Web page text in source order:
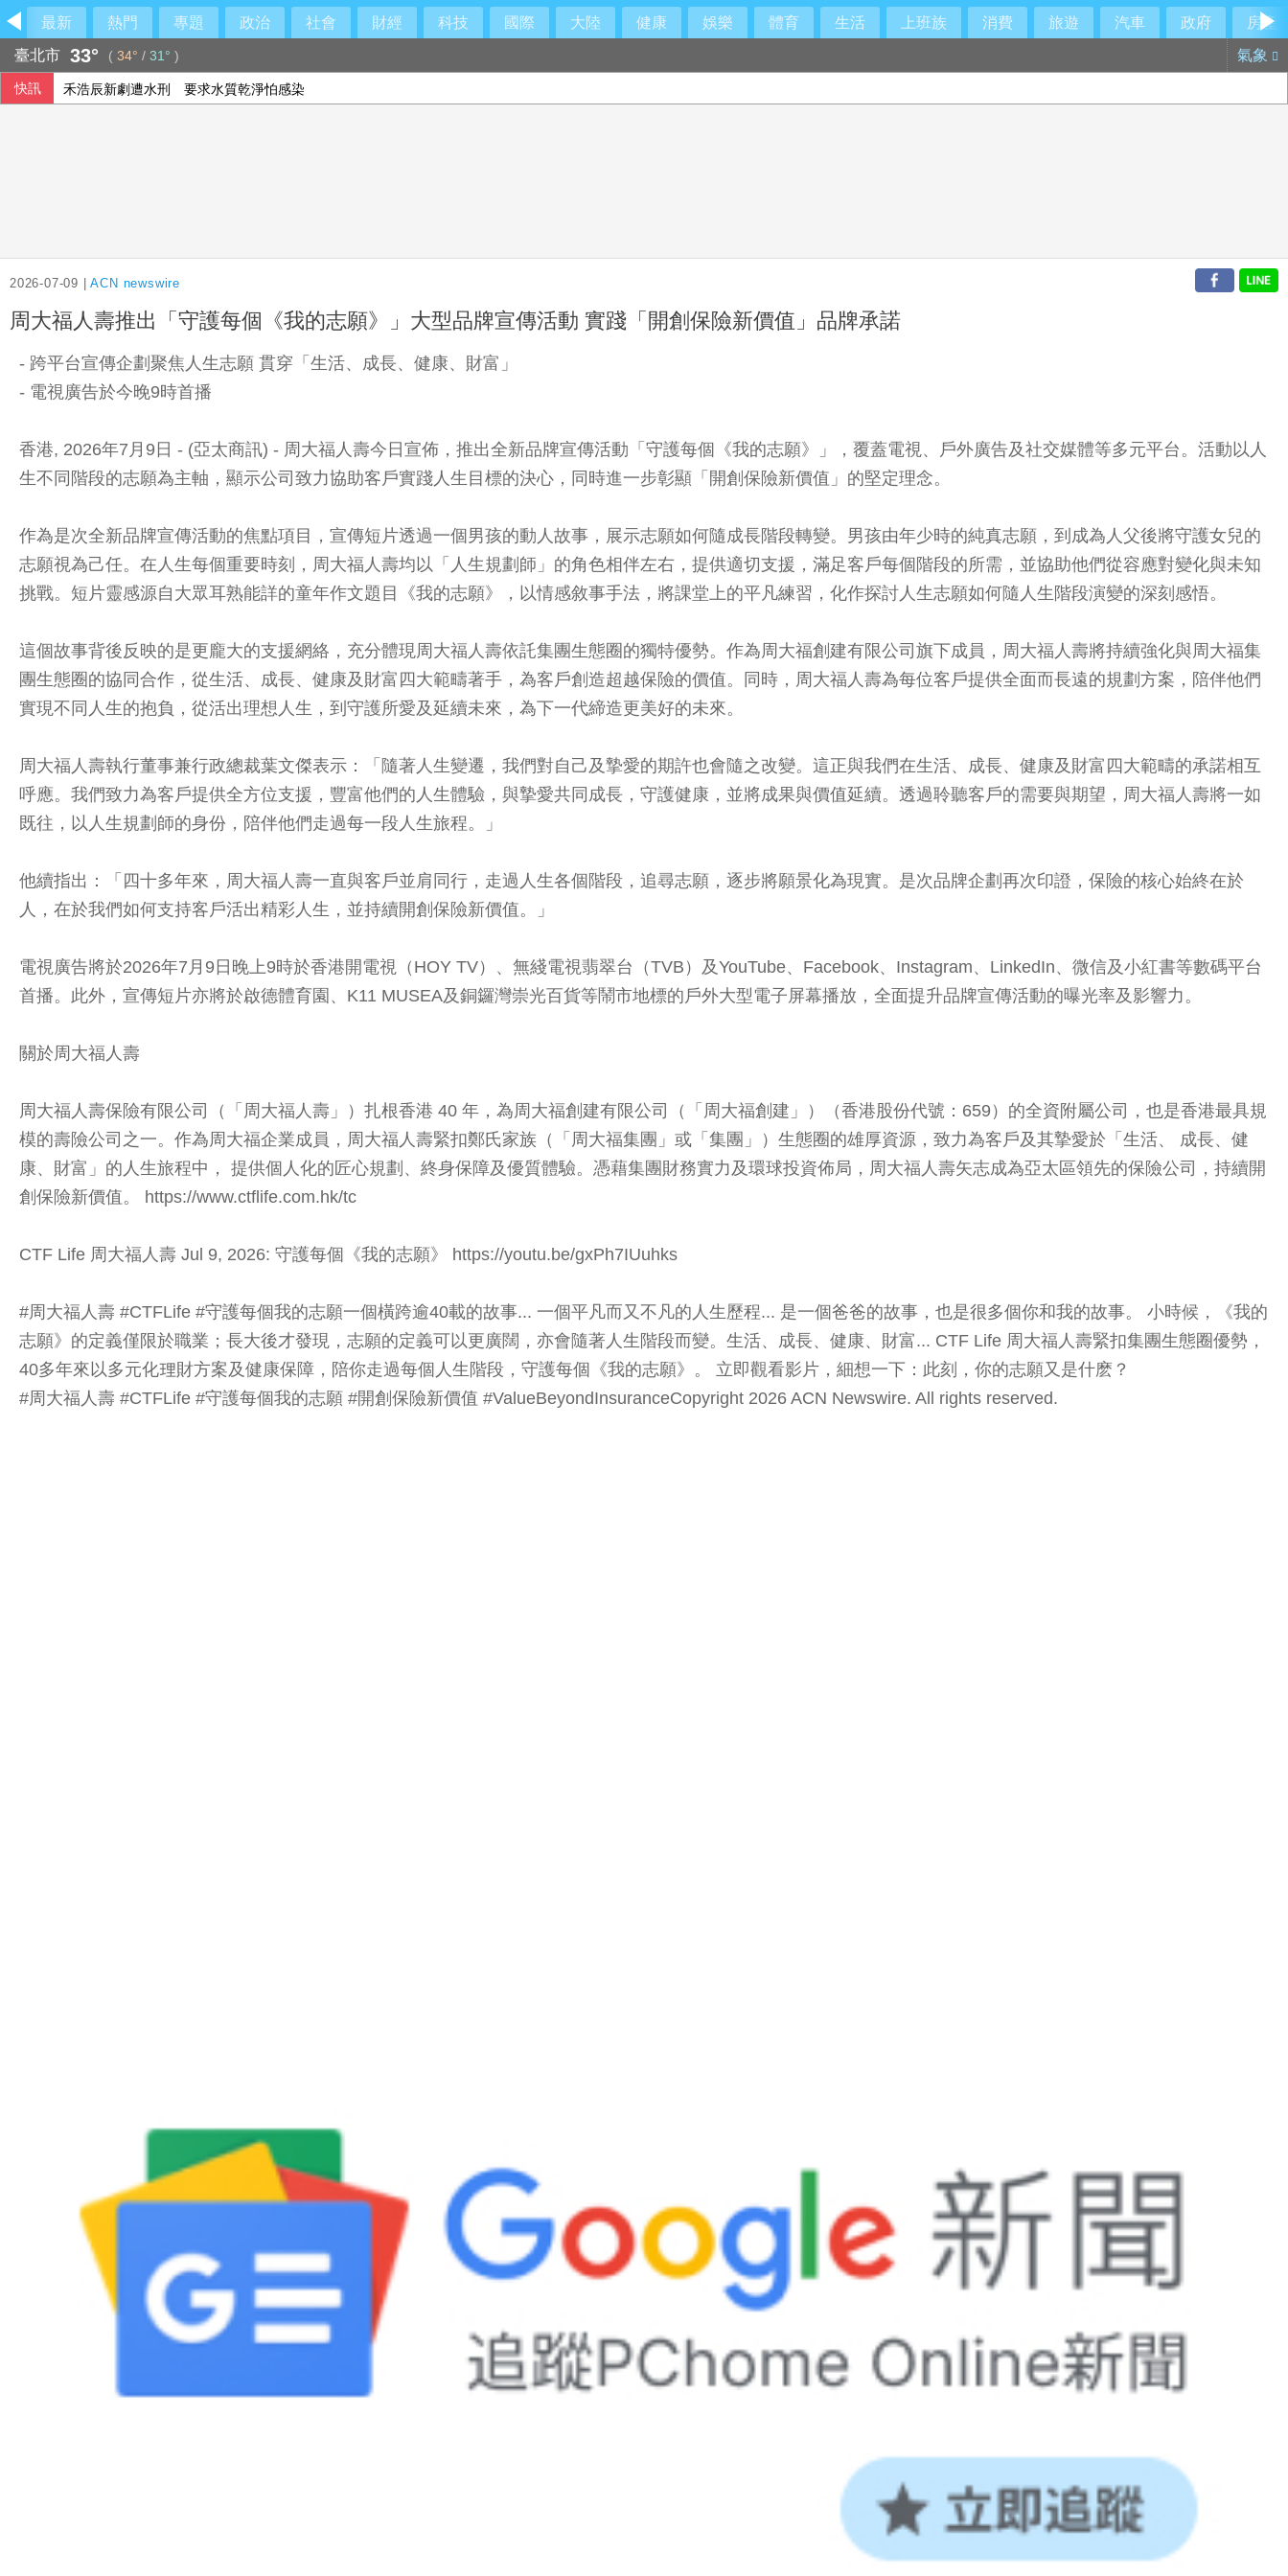
最新 熱門 專題 政治 社會 財經 科技 國際 大陸 健康 娛樂 體育 生活 上班族 消費 旅遊 汽車 政府
房產
臺北市 33° ( 34° / 31° ) 氣象
快訊 禾浩辰新劇遭水刑 要求水質乾淨怕感染
2026-07-09 |ACN newswire
周大福人壽推出「守護每個《我的志願》」大型品牌宣傳活動 實踐「開創保險新價值」品牌承諾
- 跨平台宣傳企劃聚焦人生志願 貫穿「生活、成長、健康、財富」
- 電視廣告於今晚9時首播
香港, 2026年7月9日 - (亞太商訊) - 周大福人壽今日宣佈，推出全新品牌宣傳活動「守護每個《我的志願》」，覆蓋電視、戶外廣告及社交媒體等多元平台。活動以人
生不同階段的志願為主軸，顯示公司致力協助客戶實踐人生目標的決心，同時進一步彰顯「開創保險新價值」的堅定理念。
作為是次全新品牌宣傳活動的焦點項目，宣傳短片透過一個男孩的動人故事，展示志願如何隨成長階段轉變。男孩由年少時的純真志願，到成為人父後將守護女兒的
志願視為己任。在人生每個重要時刻，周大福人壽均以「人生規劃師」的角色相伴左右，提供適切支援，滿足客戶每個階段的所需，並協助他們從容應對變化與未知
挑戰。短片靈感源自大眾耳熟能詳的童年作文題目《我的志願》，以情感敘事手法，將課堂上的平凡練習，化作探討人生志願如何隨人生階段演變的深刻感悟。
這個故事背後反映的是更龐大的支援網絡，充分體現周大福人壽依託集團生態圈的獨特優勢。作為周大福創建有限公司旗下成員，周大福人壽將持續強化與周大福集
團生態圈的協同合作，從生活、成長、健康及財富四大範疇著手，為客戶創造超越保險的價值。同時，周大福人壽為每位客戶提供全面而長遠的規劃方案，陪伴他們
實現不同人生的抱負，從活出理想人生，到守護所愛及延續未來，為下一代締造更美好的未來。
周大福人壽執行董事兼行政總裁葉文傑表示：「隨著人生變遷，我們對自己及摯愛的期許也會隨之改變。這正與我們在生活、成長、健康及財富四大範疇的承諾相互
呼應。我們致力為客戶提供全方位支援，豐富他們的人生體驗，與摯愛共同成長，守護健康，並將成果與價值延續。透過聆聽客戶的需要與期望，周大福人壽將一如
既往，以人生規劃師的身份，陪伴他們走過每一段人生旅程。」
他續指出：「四十多年來，周大福人壽一直與客戶並肩同行，走過人生各個階段，追尋志願，逐步將願景化為現實。是次品牌企劃再次印證，保險的核心始終在於
人，在於我們如何支持客戶活出精彩人生，並持續開創保險新價值。」
電視廣告將於2026年7月9日晚上9時於香港開電視（HOY TV）、無綫電視翡翠台（TVB）及YouTube、Facebook、Instagram、LinkedIn、微信及小紅書等數碼平台
首播。此外，宣傳短片亦將於啟德體育園、K11 MUSEA及銅鑼灣崇光百貨等鬧市地標的戶外大型電子屏幕播放，全面提升品牌宣傳活動的曝光率及影響力。
關於周大福人壽
周大福人壽保險有限公司（「周大福人壽」）扎根香港 40 年，為周大福創建有限公司（「周大福創建」）（香港股份代號：659）的全資附屬公司，也是香港最具規
模的壽險公司之一。作為周大福企業成員，周大福人壽緊扣鄭氏家族（「周大福集團」或「集團」）生態圈的雄厚資源，致力為客戶及其摯愛於「生活、 成長、健
康、財富」的人生旅程中， 提供個人化的匠心規劃、終身保障及優質體驗。憑藉集團財務實力及環球投資佈局，周大福人壽矢志成為亞太區領先的保險公司，持續開
創保險新價值。 https://www.ctflife.com.hk/tc
CTF Life 周大福人壽 Jul 9, 2026: 守護每個《我的志願》 https://youtu.be/gxPh7IUuhks
#周大福人壽 #CTFLife #守護每個我的志願一個橫跨逾40載的故事... 一個平凡而又不凡的人生歷程... 是一個爸爸的故事，也是很多個你和我的故事。 小時候，《我的
志願》的定義僅限於職業；長大後才發現，志願的定義可以更廣闊，亦會隨著人生階段而變。生活、成長、健康、財富... CTF Life 周大福人壽緊扣集團生態圈優勢，
40多年來以多元化理財方案及健康保障，陪你走過每個人生階段，守護每個《我的志願》。 立即觀看影片，細想一下：此刻，你的志願又是什麽？
#周大福人壽 #CTFLife #守護每個我的志願 #開創保險新價值 #ValueBeyondInsuranceCopyright 2026 ACN Newswire. All rights reserved.